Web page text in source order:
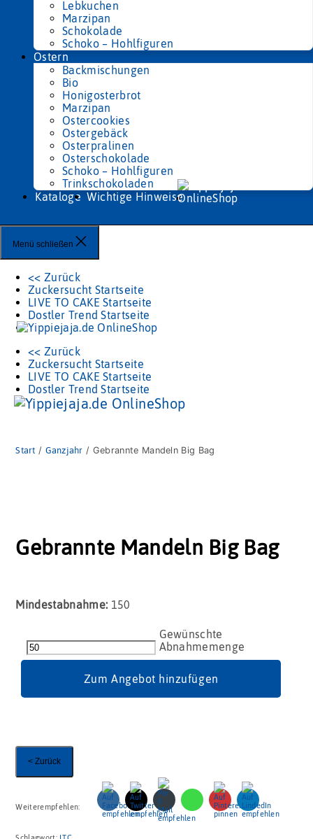
Lebkuchen
Marzipan
Schokolade
Schoko – Hohlfiguren
Ostern
Backmischungen
Bio
Honigosterbrot
Marzipan
Ostercookies
Ostergebäck
Osterpralinen
Osterschokolade
Schoko – Hohlfiguren
Trinkschokoladen
Kataloge Wichtige Hinweise
Menü schließen
<< Zurück
Zuckersucht Startseite
LIVE TO CAKE Startseite
Dostler Trend Startseite
<< Zurück
Zuckersucht Startseite
LIVE TO CAKE Startseite
Dostler Trend Startseite
Start / Ganzjahr / Gebrannte Mandeln Big Bag
Gebrannte Mandeln Big Bag
Mindestabnahme: 150
Mandeln
Big
Zum Angebot hinzufügen
< Zurück
Weiterempfehlen: